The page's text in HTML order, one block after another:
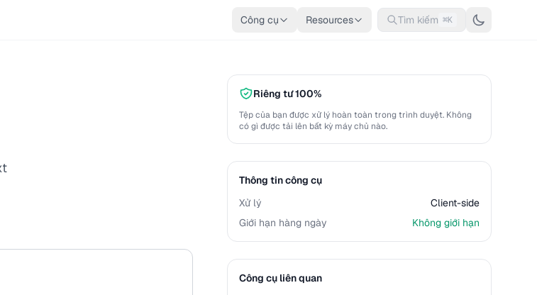
Công cụ Resources Tìm kiếm ⌘K
Riêng tư 100%
Tệp của bạn được xử lý hoàn toàn trong trình duyệt. Không
có gì được tải lên bất kỳ máy chủ nào.
Thông tin công cụ
Xử lý
Client-side
Giới hạn hàng ngày
Không giới hạn
Công cụ liên quan